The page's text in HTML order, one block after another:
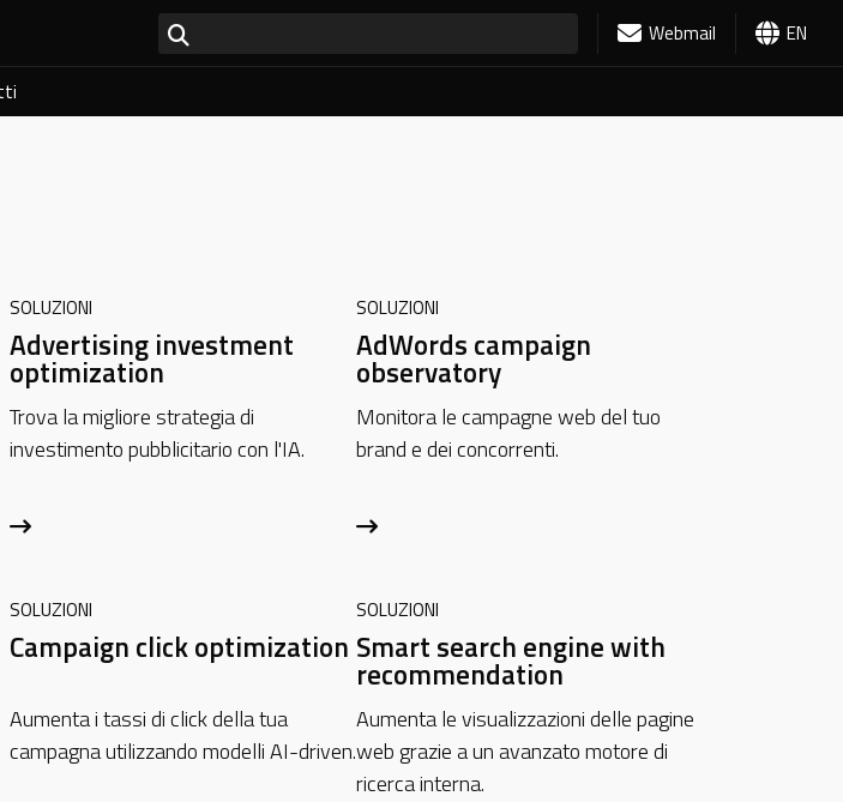
Webmail EN
SOLUZIONI
Advertising investment
optimization
Trova la migliore strategia di
investimento pubblicitario con l'IA.
SOLUZIONI
AdWords campaign
observatory
Monitora le campagne web del tuo
brand e dei concorrenti.
SOLUZIONI
Campaign click optimization
Aumenta i tassi di click della tua
campagna utilizzando modelli AI-driven.
SOLUZIONI
Smart search engine with
recommendation
Aumenta le visualizzazioni delle pagine
web grazie a un avanzato motore di
ricerca interna.